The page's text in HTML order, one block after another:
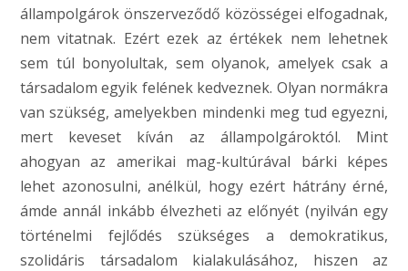
állampolgárok önszerveződő közösségei elfogadnak,
nem vitatnak. Ezért ezek az értékek nem lehetnek
sem túl bonyolultak, sem olyanok, amelyek csak a
társadalom egyik felének kedveznek. Olyan normákra
van szükség, amelyekben mindenki meg tud egyezni,
mert keveset kíván az állampolgároktól. Mint
ahogyan az amerikai mag-kultúrával bárki képes
lehet azonosulni, anélkül, hogy ezért hátrány érné,
ámde annál inkább élvezheti az előnyét (nyilván egy
történelmi fejlődés szükséges a demokratikus,
szolidáris társadalom kialakulásához, hiszen az